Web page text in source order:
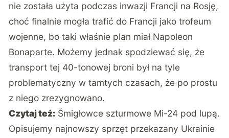
nie została użyta podczas inwazji Francji na Rosję,
choć finalnie mogła trafić do Francji jako trofeum
wojenne, bo taki właśnie plan miał Napoleon
Bonaparte. Możemy jednak spodziewać się, że
transport tej 40-tonowej broni był na tyle
problematyczny w tamtych czasach, że po prostu
z niego zrezygnowano.
Czytaj też: Śmigłowce szturmowe Mi-24 pod lupą.
Opisujemy najnowszy sprzęt przekazany Ukrainie